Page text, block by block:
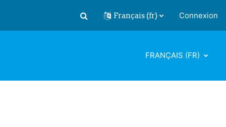
Activer/désactiver la saisie de
Français ‎(fr)‎ Connexion
FRANÇAIS ‎(FR)‎